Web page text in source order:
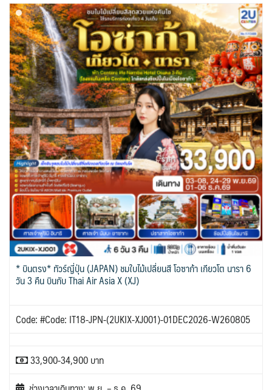
* บินตรง* ทัวร์ญี่ปุ่น (JAPAN) ชมใบไม้เปลี่ยนสี โอซาก้า เกียวโต นารา 6
วัน 3 คืน บินกับ Thai Air Asia X (XJ)
Code: #Code: IT18-JPN-(2UKIX-XJ001)-01DEC2026-W260805
33,900-34,900 บาท